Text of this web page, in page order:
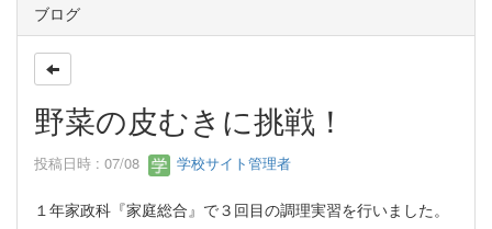
ブログ
野菜の皮むきに挑戦！
投稿日時 : 07/08 学校サイト管理者
１年家政科『家庭総合』で３回目の調理実習を行いました。